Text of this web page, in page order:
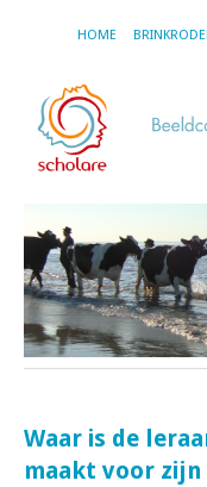
HOME
Waar is de
maakt voor zijn